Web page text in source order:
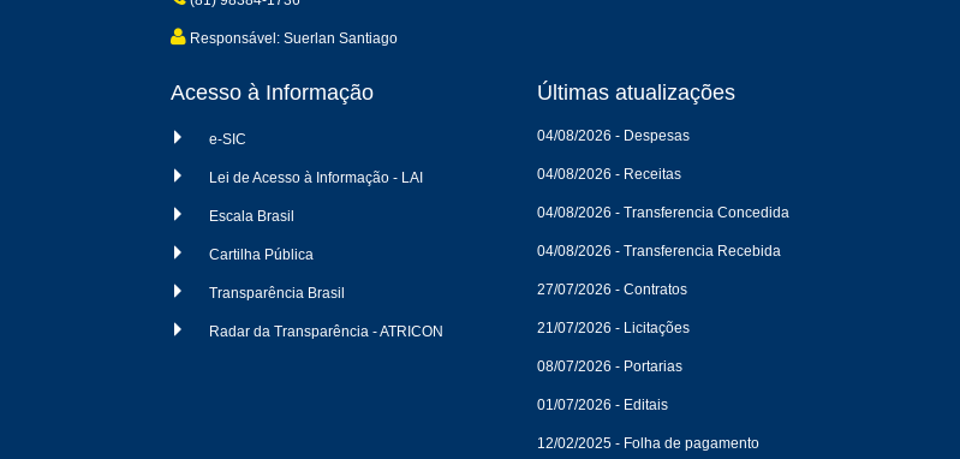
Responsável: Suerlan Santiago
Acesso à Informação
e-SIC
Lei de Acesso à Informação - LAI
Escala Brasil
Cartilha Pública
Transparência Brasil
Radar da Transparência - ATRICON
Últimas atualizações
04/08/2026 - Despesas
04/08/2026 - Receitas
04/08/2026 - Transferencia Concedida
04/08/2026 - Transferencia Recebida
27/07/2026 - Contratos
21/07/2026 - Licitações
08/07/2026 - Portarias
01/07/2026 - Editais
12/02/2025 - Folha de pagamento